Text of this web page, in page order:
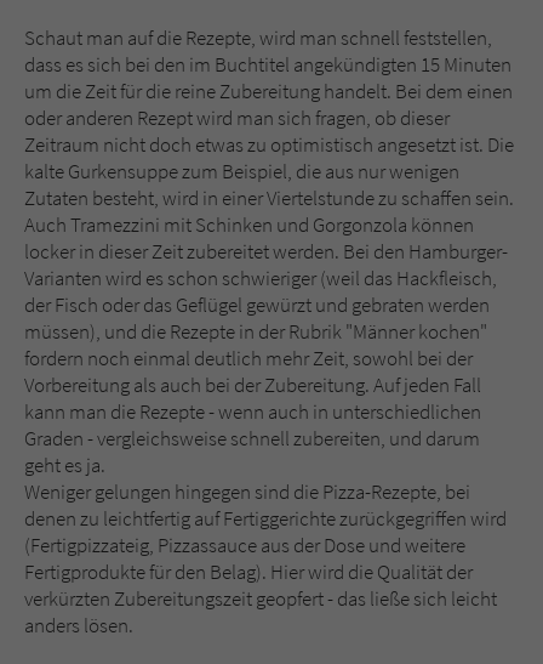
Schaut man auf die Rezepte, wird man schnell feststellen,
dass es sich bei den im Buchtitel angekündigten 15 Minuten
um die Zeit für die reine Zubereitung handelt. Bei dem einen
oder anderen Rezept wird man sich fragen, ob dieser
Zeitraum nicht doch etwas zu optimistisch angesetzt ist. Die
kalte Gurkensuppe zum Beispiel, die aus nur wenigen
Zutaten besteht, wird in einer Viertelstunde zu schaffen sein.
Auch Tramezzini mit Schinken und Gorgonzola können
locker in dieser Zeit zubereitet werden. Bei den Hamburger-
Varianten wird es schon schwieriger (weil das Hackfleisch,
der Fisch oder das Geflügel gewürzt und gebraten werden
müssen), und die Rezepte in der Rubrik "Männer kochen"
fordern noch einmal deutlich mehr Zeit, sowohl bei der
Vorbereitung als auch bei der Zubereitung. Auf jeden Fall
kann man die Rezepte - wenn auch in unterschiedlichen
Graden - vergleichsweise schnell zubereiten, und darum
geht es ja.
Weniger gelungen hingegen sind die Pizza-Rezepte, bei
denen zu leichtfertig auf Fertiggerichte zurückgegriffen wird
(Fertigpizzateig, Pizzassauce aus der Dose und weitere
Fertigprodukte für den Belag). Hier wird die Qualität der
verkürzten Zubereitungszeit geopfert - das ließe sich leicht
anders lösen.